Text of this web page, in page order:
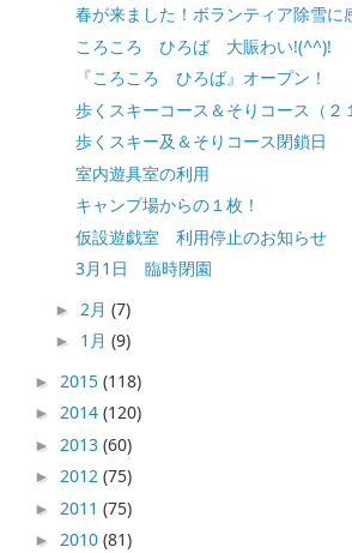
春が来ました！ボランティア除雪に
ころころ ひろば 大賑わい!(^^)!
『ころころ ひろば』オープン！
歩くスキーコース＆そりコース（２
歩くスキー及＆そりコース閉鎖日
室内遊具室の利用
キャンプ場からの１枚！
仮設遊戯室 利用停止のお知らせ
3月1日 臨時閉園
► 2月(7)
► 1月(9)
► 2015(118)
► 2014(120)
► 2013(60)
► 2012(75)
► 2011(75)
► 2010(81)